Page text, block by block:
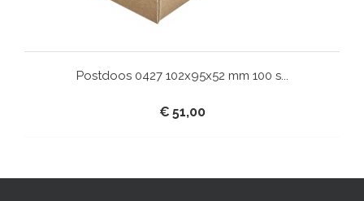
Postdoos 0427 102x95x52 mm 100 s...
€ 51,00